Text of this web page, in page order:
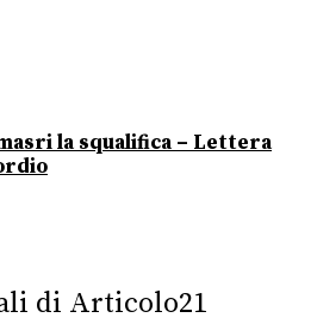
la squalifica – Lettera
di Articolo21